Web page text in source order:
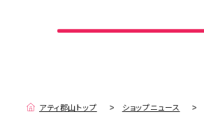
アティ郡山トップ ショップニュース